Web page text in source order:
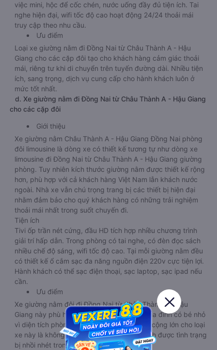
việc mini, hộc để cốc chén, nước uống đầy đủ tiện ích. Tai
nghe hiện đại, wifi tốc độ cao hoạt động 24/24 thoải mái
truy cập theo nhu cầu.
Ưu điểm
Loại xe giường nằm đi Đồng Nai từ Châu Thành A - Hậu
Giang cho các cặp đôi tạo cho khách hàng cảm giác thoải
mái, riêng tư khi di chuyển trên tuyến đường dài. Nhiều tiện
ích, sang trọng, dịch vụ cung cấp cho hành khách luôn ở
mức tốt nhất.
d. Xe giường nằm đi Đồng Nai từ Châu Thành A - Hậu Giang
cho các cặp đôi
Giới thiệu
Xe giường nằm Châu Thành A - Hậu Giang Đồng Nai phòng
đôi limousine là dòng xe có thiết kế tương tự như dòng xe
limousine đi Đồng Nai từ Châu Thành A - Hậu Giang giường
phòng. Tuy nhiên kích thước giường nằm được thiết kế rộng
hơn, phù hợp với cả khách hàng Việt Nam lẫn khách nước
ngoài. Nhà xe vẫn chú trọng trang bị các thiết bị hiện đại
nhằm đảm bảo cho quý khách hàng có những trải nghiệm
thoải mái nhất trong suốt chuyến đi.
Tiện ích
Tivi ốp trần nét cứng, đầu HD tích hợp nhiều chương trình
giải trí hấp dẫn. Trong phòng có tai nghe, có đèn đọc sách
nhiều chế độ sáng, wifi tốc độ cao. Tại mỗi giường nằm đều
có thiết kế ổ cắm sạc đa năng nguồn điện 220v cực tiện lợi.
Hành khách có thể sạc điện thoại, sạc laptop, sạc ipad nếu
cần.
Ưu điểm
Xe giường nằm đôi đi Đồng Nai từ Châu Thành A - Hậu
Giang này phù hợp cho các cặp đôi hoặc gia đình có bé nhỏ
vì diện tích phòng rộng, riêng tư. Một điểm cộng lớn cho loại
xe này là không bắt khách dọc đường, tránh được tình trạng
bị nhồi nhét trong quá trình di chuyển.